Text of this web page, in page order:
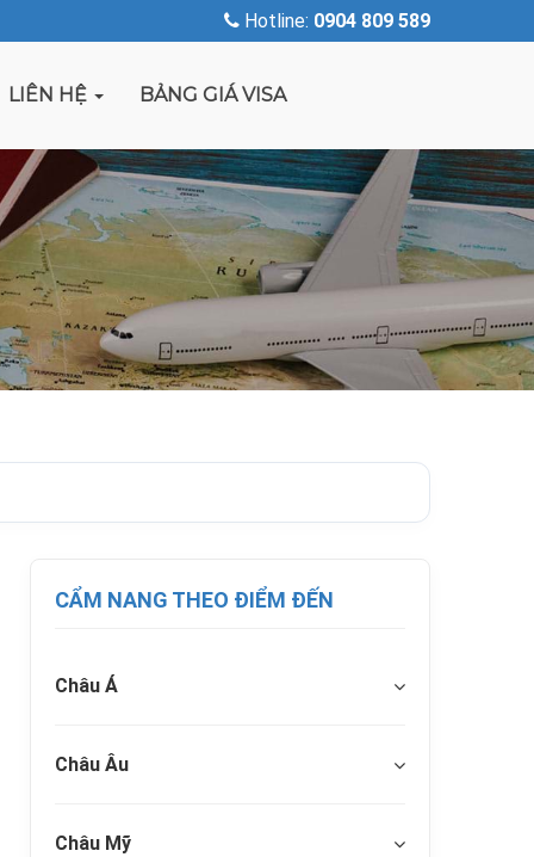
Hotline: 0904 809 589
LIÊN HỆ BẢNG GIÁ VISA
CẨM NANG THEO ĐIỂM ĐẾN
Châu Á
Châu Âu
Châu Mỹ